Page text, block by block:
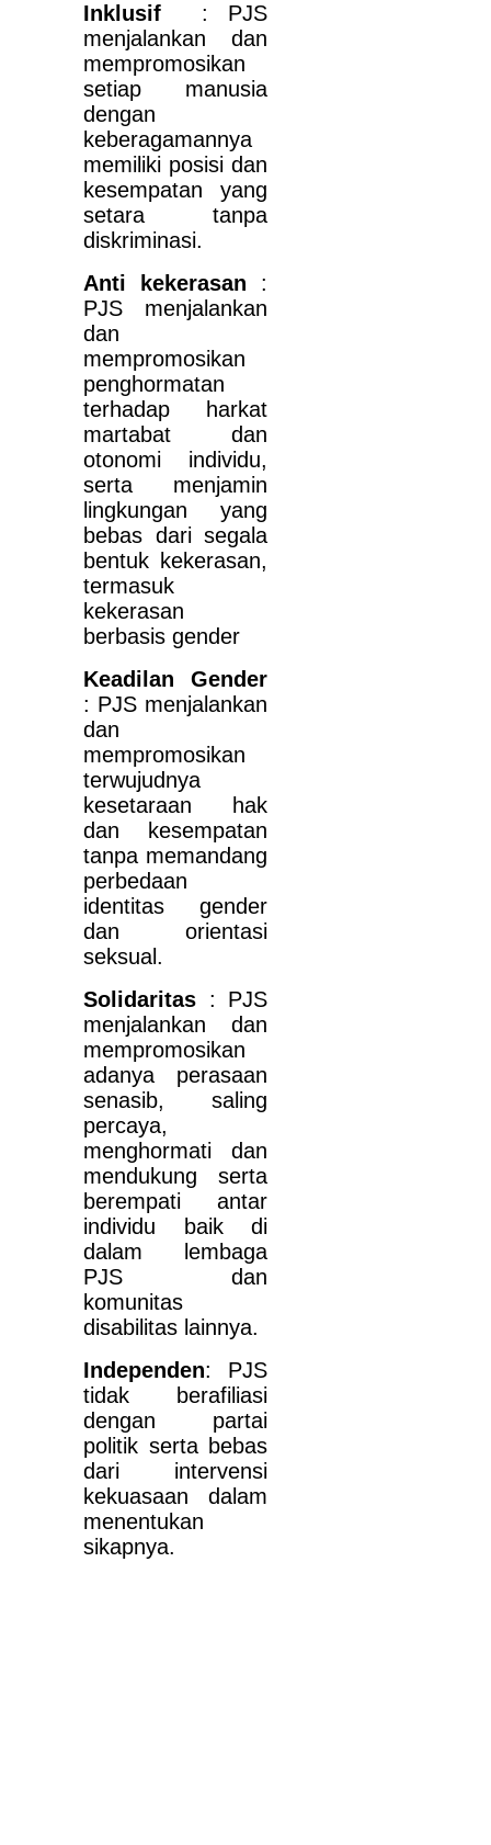
Inklusif : PJS
menjalankan dan
mempromosikan
setiap manusia
dengan
keberagamannya
memiliki posisi dan
kesempatan yang
setara tanpa
diskriminasi.
Anti kekerasan :
PJS menjalankan
dan
mempromosikan
penghormatan
terhadap harkat
martabat dan
otonomi individu,
serta menjamin
lingkungan yang
bebas dari segala
bentuk kekerasan,
termasuk
kekerasan
berbasis gender
Keadilan Gender
: PJS menjalankan
dan
mempromosikan
terwujudnya
kesetaraan hak
dan kesempatan
tanpa memandang
perbedaan
identitas gender
dan orientasi
seksual.
Solidaritas : PJS
menjalankan dan
mempromosikan
adanya perasaan
senasib, saling
percaya,
menghormati dan
mendukung serta
berempati antar
individu baik di
dalam lembaga
PJS dan
komunitas
disabilitas lainnya.
Independen: PJS
tidak berafiliasi
dengan partai
politik serta bebas
dari intervensi
kekuasaan dalam
menentukan
sikapnya.